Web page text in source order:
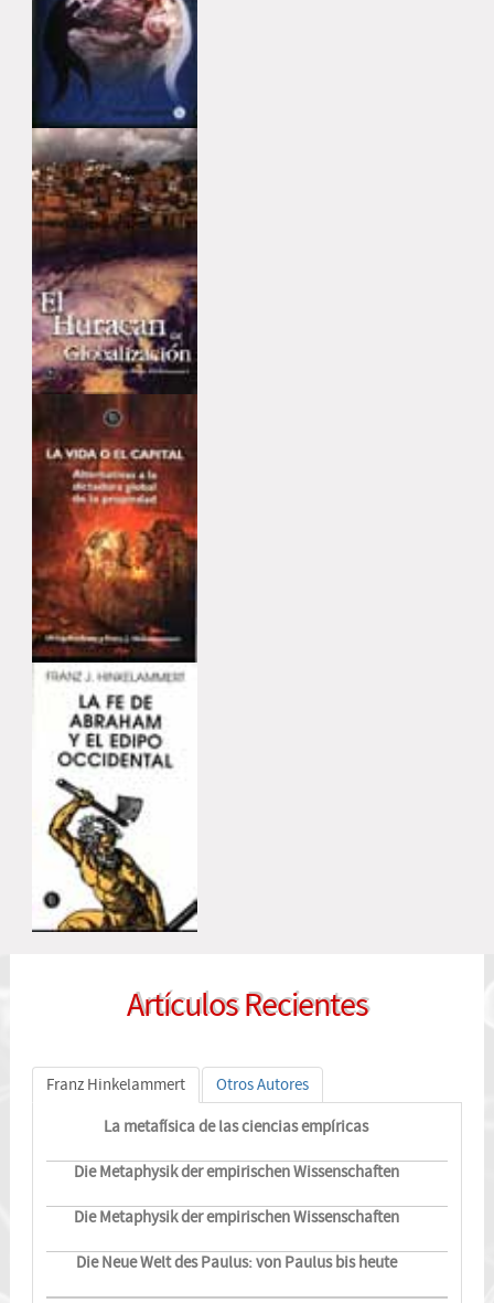
Artículos Recientes
Franz Hinkelammert Otros Autores
La metafísica de las ciencias empíricas
Die Metaphysik der empirischen Wissenschaften
Die Metaphysik der empirischen Wissenschaften
Die Neue Welt des Paulus: von Paulus bis heute